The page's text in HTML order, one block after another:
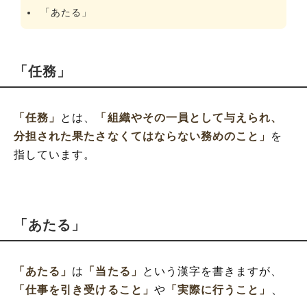
「あたる」
「任務」
「任務」 とは、
「組織やその一員として与えられ、
分担された果たさなくてはならない務めのこと」 を
指しています。
「あたる」
「あたる」 は 「当たる」
という漢字を書きますが、
「仕事を引き受けること」 や 「実際に行うこと」